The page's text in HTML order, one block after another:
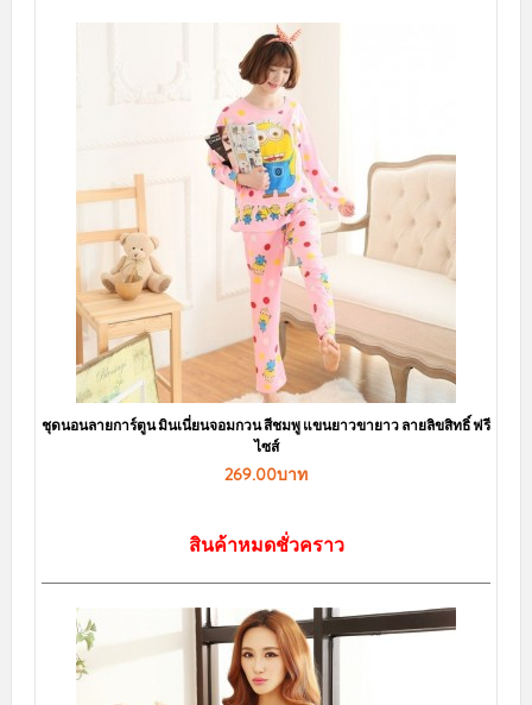
ชุดนอนเซ็กซี่ สีขาวสายเดี่ยวไข้วหลัง ผ้าลื่น พราวเสน่ห์ ผ้านิ่มๆ
130.00บาท